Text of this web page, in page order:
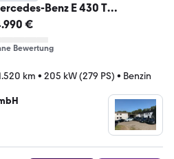
Benz E 430 T
1.Hand Voll STH Tüv
€
Bewertung
km • 205 kW (279 PS) • Benzin